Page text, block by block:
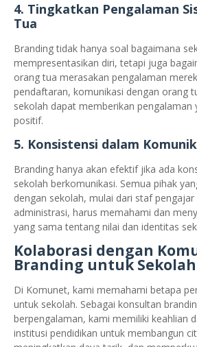
4. Tingkatkan Pengalaman
Tua
Branding tidak hanya soal bagaimana
mempresentasikan diri, tetapi juga
orang tua merasakan pengalaman
pendaftaran, komunikasi dengan orang
sekolah dapat memberikan pengalaman
positif.
5. Konsistensi dalam
Branding hanya akan efektif jika ada
sekolah berkomunikasi. Semua pihak
dengan sekolah, mulai dari staf
administrasi, harus memahami dan
yang sama tentang nilai dan identitas
Kolaborasi dengan
Branding untuk
Di Komunet, kami memahami betapa
untuk sekolah. Sebagai konsultan
berpengalaman, kami memiliki keahlian
institusi pendidikan untuk membangun